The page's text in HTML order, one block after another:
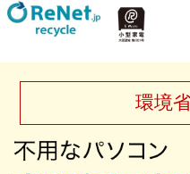
環境